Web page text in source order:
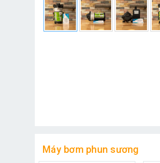
Máy bơm phun sương